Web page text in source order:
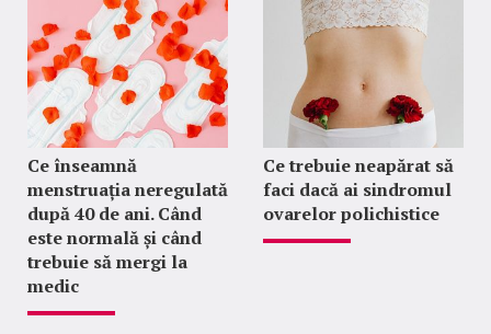
Ce înseamnă
menstruația neregulată
după 40 de ani. Când
este normală și când
trebuie să mergi la
medic
Ce trebuie neapărat să
faci dacă ai sindromul
ovarelor polichistice